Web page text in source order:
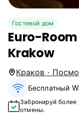
Гостевой дом
Euro-Room
Krakow
Краков ·
Бесплатный
Забронируй
отмены.